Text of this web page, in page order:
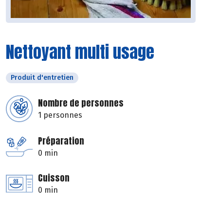
Nettoyant multi usage
Produit d'entretien
Nombre de personnes
1 personnes
Préparation
0 min
Cuisson
0 min